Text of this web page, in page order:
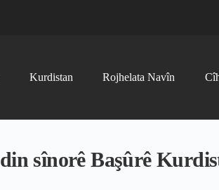
Kurdistan Rojhelata Navîn
sînorê Başûrê